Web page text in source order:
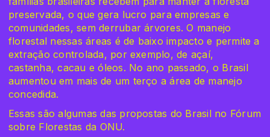
preservada, o que gera lucro para empresas e
comunidades, sem derrubar árvores. O manejo
florestal nessas áreas é de baixo impacto e permite a
extração controlada, por exemplo, de açaí,
castanha, cacau e óleos. No ano passado, o Brasil
aumentou em mais de um terço a área de manejo
concedida.
Essas são algumas das propostas do Brasil no Fórum
sobre Florestas da ONU.